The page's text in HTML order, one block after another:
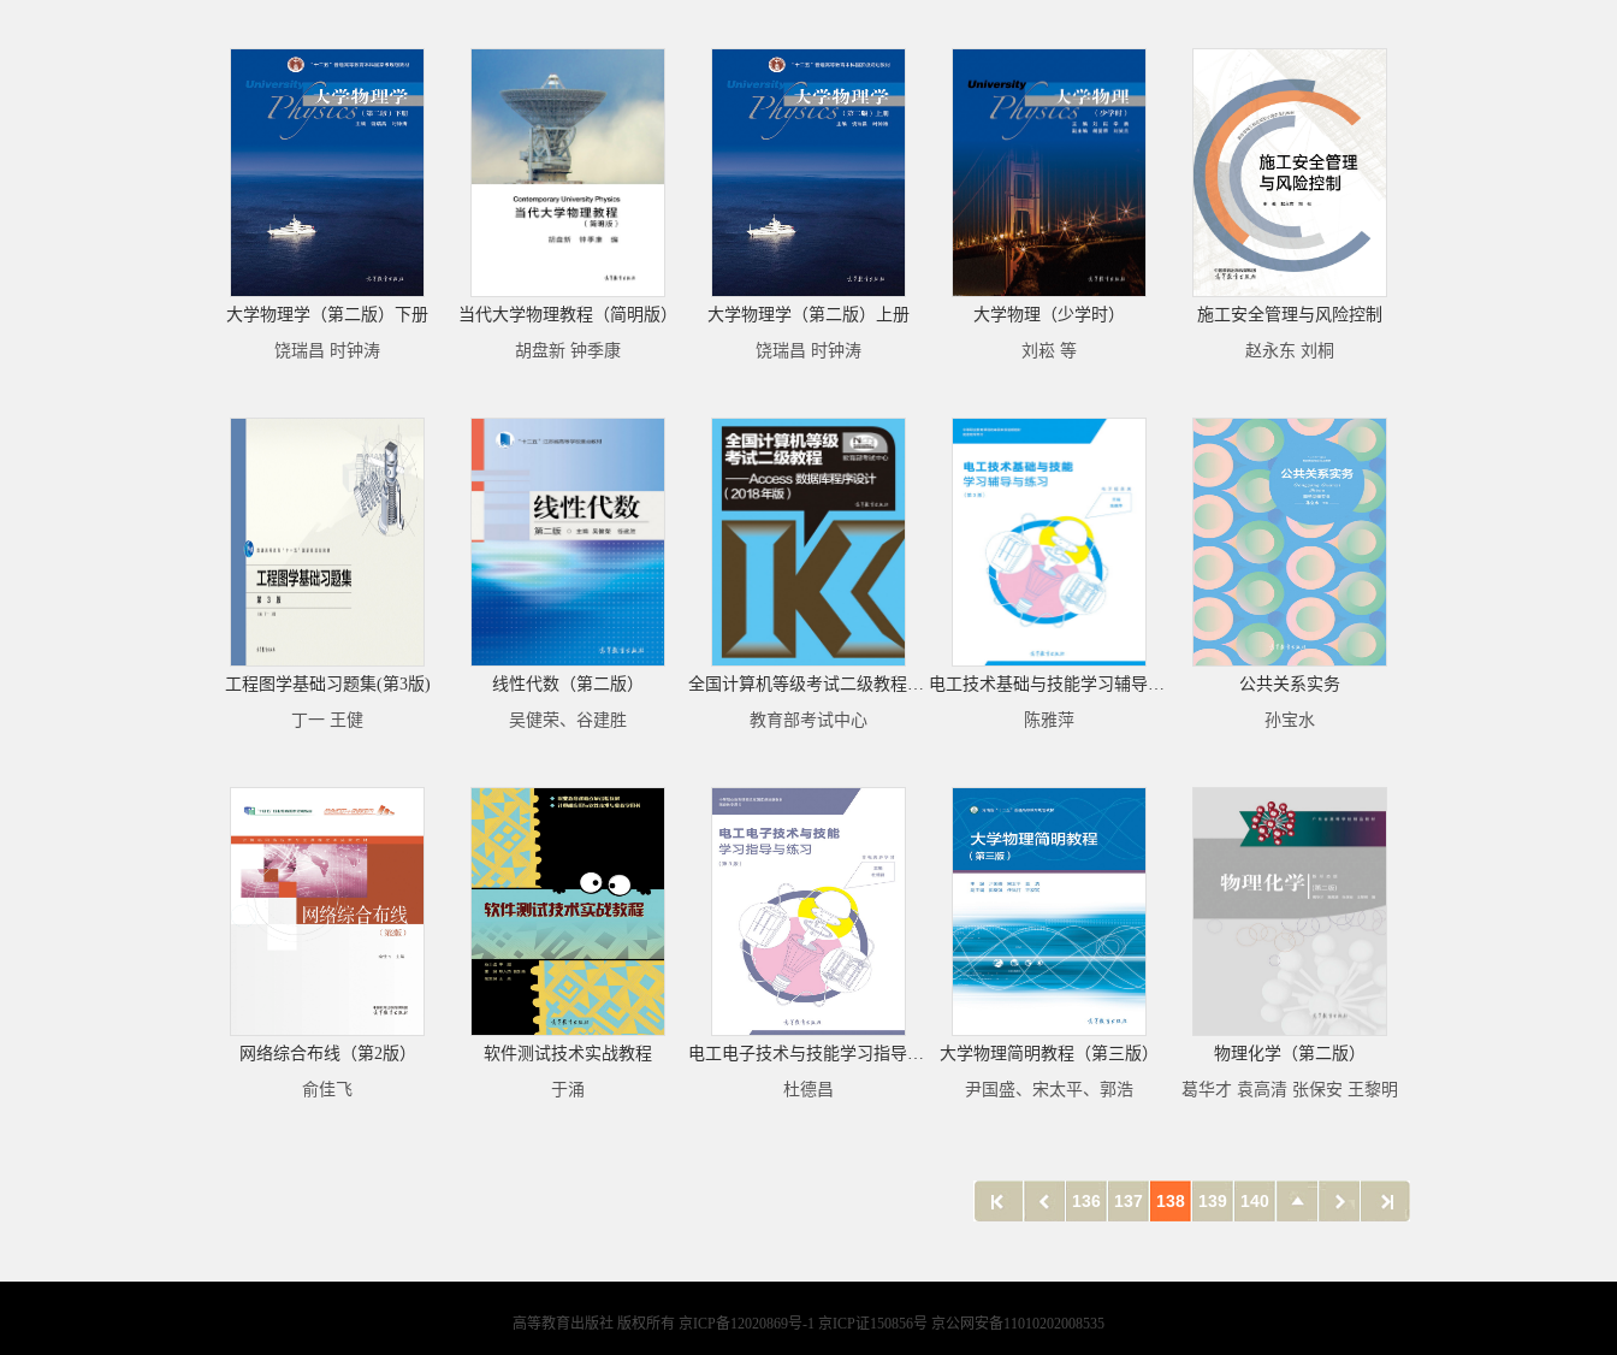
大学物理学（第二版）下册
饶瑞昌 时钟涛
当代大学物理教程（简明版）
胡盘新 钟季康
大学物理学（第二版）上册
饶瑞昌 时钟涛
大学物理（少学时）
刘崧 等
施工安全管理与风险控制
赵永东 刘桐
工程图学基础习题集(第3版)
丁一 王健
线性代数（第二版）
吴健荣、谷建胜
全国计算机等级考试二级教程——Access数据库程序设计(2018年版)
教育部考试中心
电工技术基础与技能学习辅导与练习（第3版）
陈雅萍
公共关系实务
孙宝水
网络综合布线（第2版）
俞佳飞
软件测试技术实战教程
于涌
电工电子技术与技能学习指导与练习（第3版）
杜德昌
大学物理简明教程（第三版）
尹国盛、宋太平、郭浩
物理化学（第二版）
葛华才 袁高清 张保安 王黎明
136 137 138 139 140
高等教育出版社 版权所有 京ICP备12020869号-1 京ICP证150856号 京公网安备11010202008535